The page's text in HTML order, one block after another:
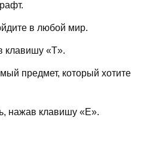
в любой мир.
клавишу «T».
предмет, который хотите
нажав клавишу «E».